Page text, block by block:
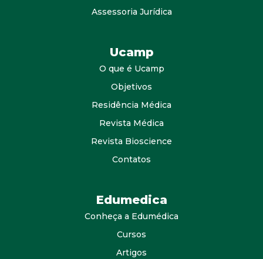
Assessoria Jurídica
Ucamp
O que é Ucamp
Objetivos
Residência Médica
Revista Médica
Revista Bioscience
Contatos
Edumedica
Conheça a Edumédica
Cursos
Artigos